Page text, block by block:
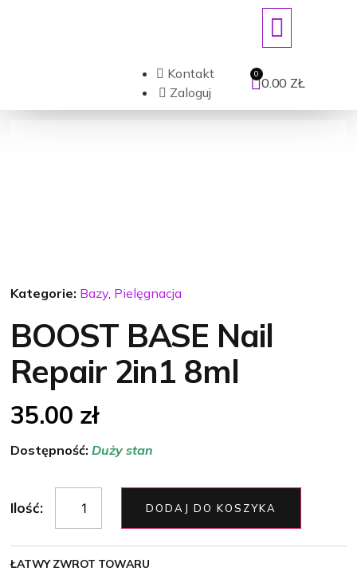
Kontakt
Zaloguj
0.00 ZŁ
Kategorie: Bazy, Pielęgnacja
BOOST BASE Nail
Repair 2in1 8ml
35.00 zł
Dostępność:Duży stan
Ilość: DODAJ DO KOSZYKA
ŁATWY ZWROT TOWARU